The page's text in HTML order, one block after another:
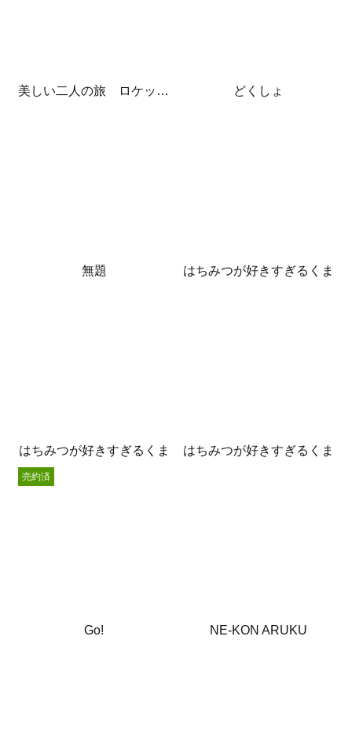
美しい二人の旅 ロケット発射 どくしょ
無題 はちみつが好きすぎるくま
はちみつが好きすぎるくま はちみつが好きすぎるくま
Go!
売約済
NE-KON ARUKU